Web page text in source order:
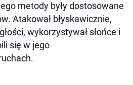
metody były dostosowane
Atakował błyskawicznie,
wykorzystywał słońce i
się w jego